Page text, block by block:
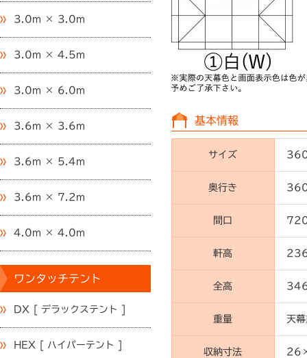
3.0m × 3.0m
3.0m × 4.5m
3.0m × 6.0m
3.6m × 3.6m
3.6m × 5.4m
3.6m × 7.2m
4.0m × 4.0m
ワンタッチテント
DX [ デラックステント ]
HEX [ ハイパーテント ]
基本情報
サイズ
奥行き
間口
軒高
全高
重量 天
収納寸法